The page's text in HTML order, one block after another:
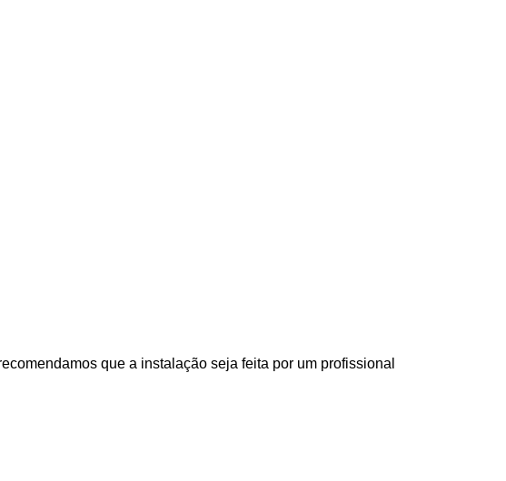
que a instalação seja feita por um profissional